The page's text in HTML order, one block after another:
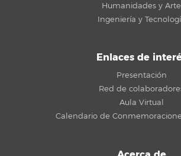
Humanidades y Arte
Ingeniería y
Enlaces de
Presentación
Red de
Aula Virtual
Calendario de